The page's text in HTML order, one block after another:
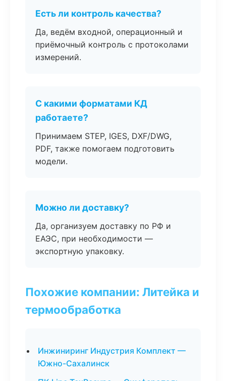
Есть ли контроль качества?
Да, ведём входной, операционный и
приёмочный контроль с протоколами
измерений.
С какими форматами КД
работаете?
Принимаем STEP, IGES, DXF/DWG,
PDF, также помогаем подготовить
модели.
Можно ли доставку?
Да, организуем доставку по РФ и
ЕАЭС, при необходимости —
экспортную упаковку.
Похожие компании: Литейка и
термообработка
Инжиниринг Индустрия Комплект —
Южно-Сахалинск